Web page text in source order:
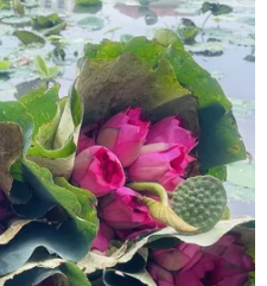
được phóng mang theo vệ
globaltimes.cn)